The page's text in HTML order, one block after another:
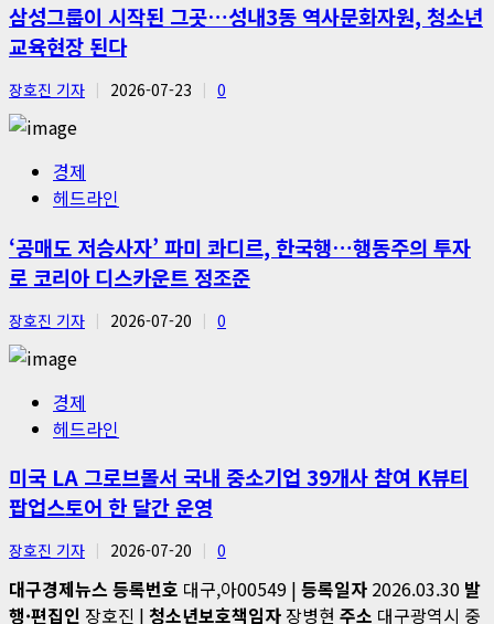
삼성그룹이 시작된 그곳…성내3동 역사문화자원, 청소년
교육현장 된다
장호진 기자 2026-07-23 0
경제
헤드라인
‘공매도 저승사자’ 파미 콰디르, 한국행…행동주의 투자
로 코리아 디스카운트 정조준
장호진 기자 2026-07-20 0
경제
헤드라인
미국 LA 그로브몰서 국내 중소기업 39개사 참여 K뷰티
팝업스토어 한 달간 운영
장호진 기자 2026-07-20 0
대구경제뉴스 등록번호 대구,아00549 | 등록일자 2026.03.30 발
행·편집인 장호진 | 청소년보호책임자 장병현 주소 대구광역시 중